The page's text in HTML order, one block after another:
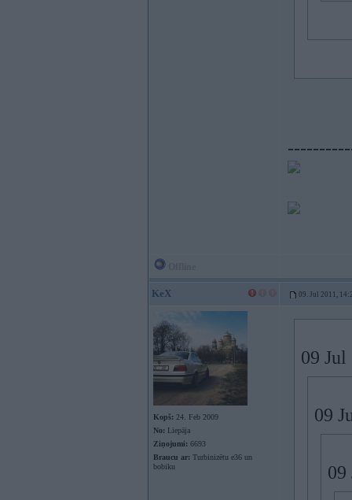
KeX 09. Jul 2011,
Kopš: 24. Feb 2009
No: Liepāja
Ziņojumi: 6693
Braucu ar: Turbinizētu e36 un
bobiku
09
09
09